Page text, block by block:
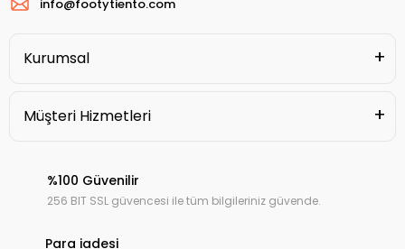
info@footytiento.com
Kurumsal
Müşteri Hizmetleri
%100 Güvenilir
256 BIT SSL güvencesi ile tüm bilgileriniz güvende.
Para iadesi